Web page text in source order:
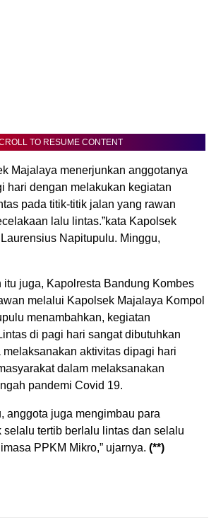
TO RESUME CONTENT
Majalaya menerjunkan anggotanya
hari dengan melakukan kegiatan
pada titik-titik jalan yang rawan
lalu lintas.”kata Kapolsek
Napitupulu. Minggu,
itu juga, Kapolresta Bandung Kombes
melalui Kapolsek Majalaya Kompol
menambahkan, kegiatan
di pagi hari sangat dibutuhkan
melaksanakan aktivitas dipagi hari
dalam melaksanakan
pandemi Covid 19.
anggota juga mengimbau para
selalu tertib berlalu lintas dan selalu
PPKM Mikro,” ujarnya. (**)